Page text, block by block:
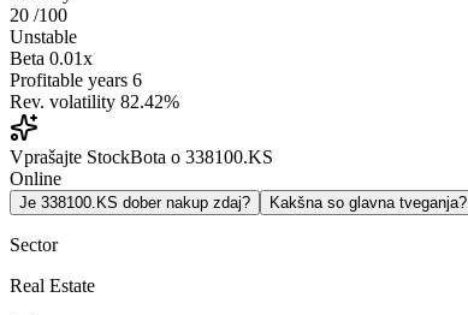
20 /100
Unstable
Beta 0.01x
Profitable years 6
Rev. volatility 82.42%
Vprašajte StockBota o 338100.KS
Online
Je 338100.KS dober nakup zdaj? Kakšna so glavna tveganja?
Sector
Real Estate